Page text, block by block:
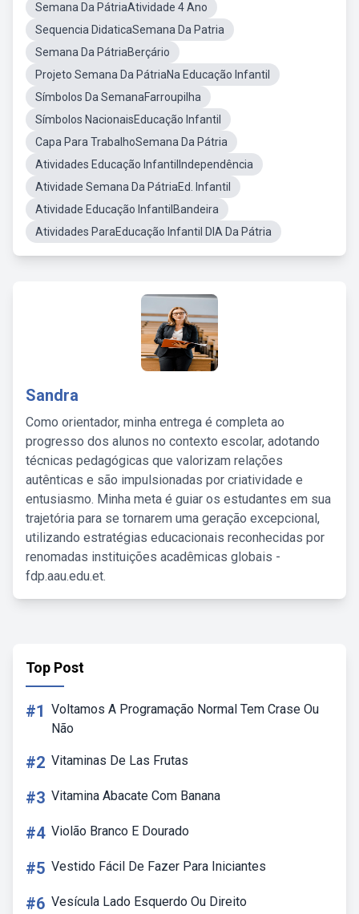
Semana Da PátriaAtividade 4 Ano
Sequencia DidaticaSemana Da Patria
Semana Da PátriaBerçário
Projeto Semana Da PátriaNa Educação Infantil
Símbolos Da SemanaFarroupilha
Símbolos NacionaisEducação Infantil
Capa Para TrabalhoSemana Da Pátria
Atividades Educação InfantilIndependência
Atividade Semana Da PátriaEd. Infantil
Atividade Educação InfantilBandeira
Atividades ParaEducação Infantil DIA Da Pátria
Sandra
Como orientador, minha entrega é completa ao
progresso dos alunos no contexto escolar, adotando
técnicas pedagógicas que valorizam relações
autênticas e são impulsionadas por criatividade e
entusiasmo. Minha meta é guiar os estudantes em sua
trajetória para se tornarem uma geração excepcional,
utilizando estratégias educacionais reconhecidas por
renomadas instituições acadêmicas globais -
fdp.aau.edu.et.
Top Post
#1 Voltamos A Programação Normal Tem Crase Ou
Não
#2 Vitaminas De Las Frutas
#3 Vitamina Abacate Com Banana
#4 Violão Branco E Dourado
#5 Vestido Fácil De Fazer Para Iniciantes
#6 Vesícula Lado Esquerdo Ou Direito